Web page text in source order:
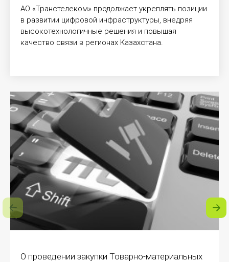
АО «Транстелеком» продолжает укреплять позиции
в развитии цифровой инфраструктуры, внедряя
высокотехнологичные решения и повышая
качество связи в регионах Казахстана.
О проведении закупки Товарно-материальных